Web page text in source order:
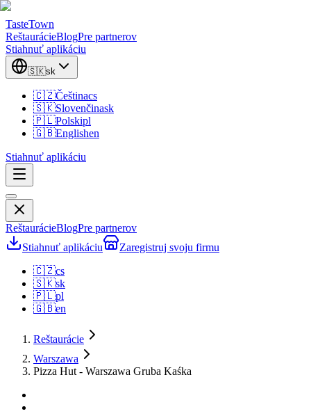
TasteTown
ReštaurácieBlogPre partnerov
Stiahnuť aplikáciu
🇸🇰sk
🇨🇿Češtinacs
🇸🇰Slovenčinask
🇵🇱Polskipl
🇬🇧Englishen
Stiahnuť aplikáciu
ReštaurácieBlogPre partnerov
Stiahnuť aplikáciu
Zaregistruj svoju firmu
🇨🇿cs
🇸🇰sk
🇵🇱pl
🇬🇧en
Reštaurácie
Warszawa
Pizza Hut - Warszawa Gruba Kaśka